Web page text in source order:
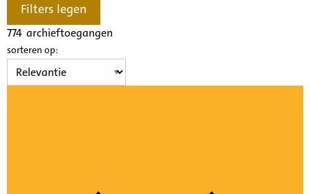
Filters legen
774 archieftoegangen
sorteren op: